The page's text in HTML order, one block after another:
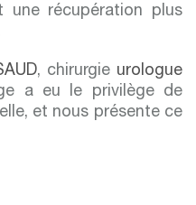
récupération plus
, chirurgie urologue
a eu le privilège de
et nous présente ce